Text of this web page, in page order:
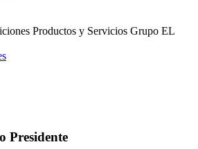
Productos y Servicios Grupo EL
Presidente